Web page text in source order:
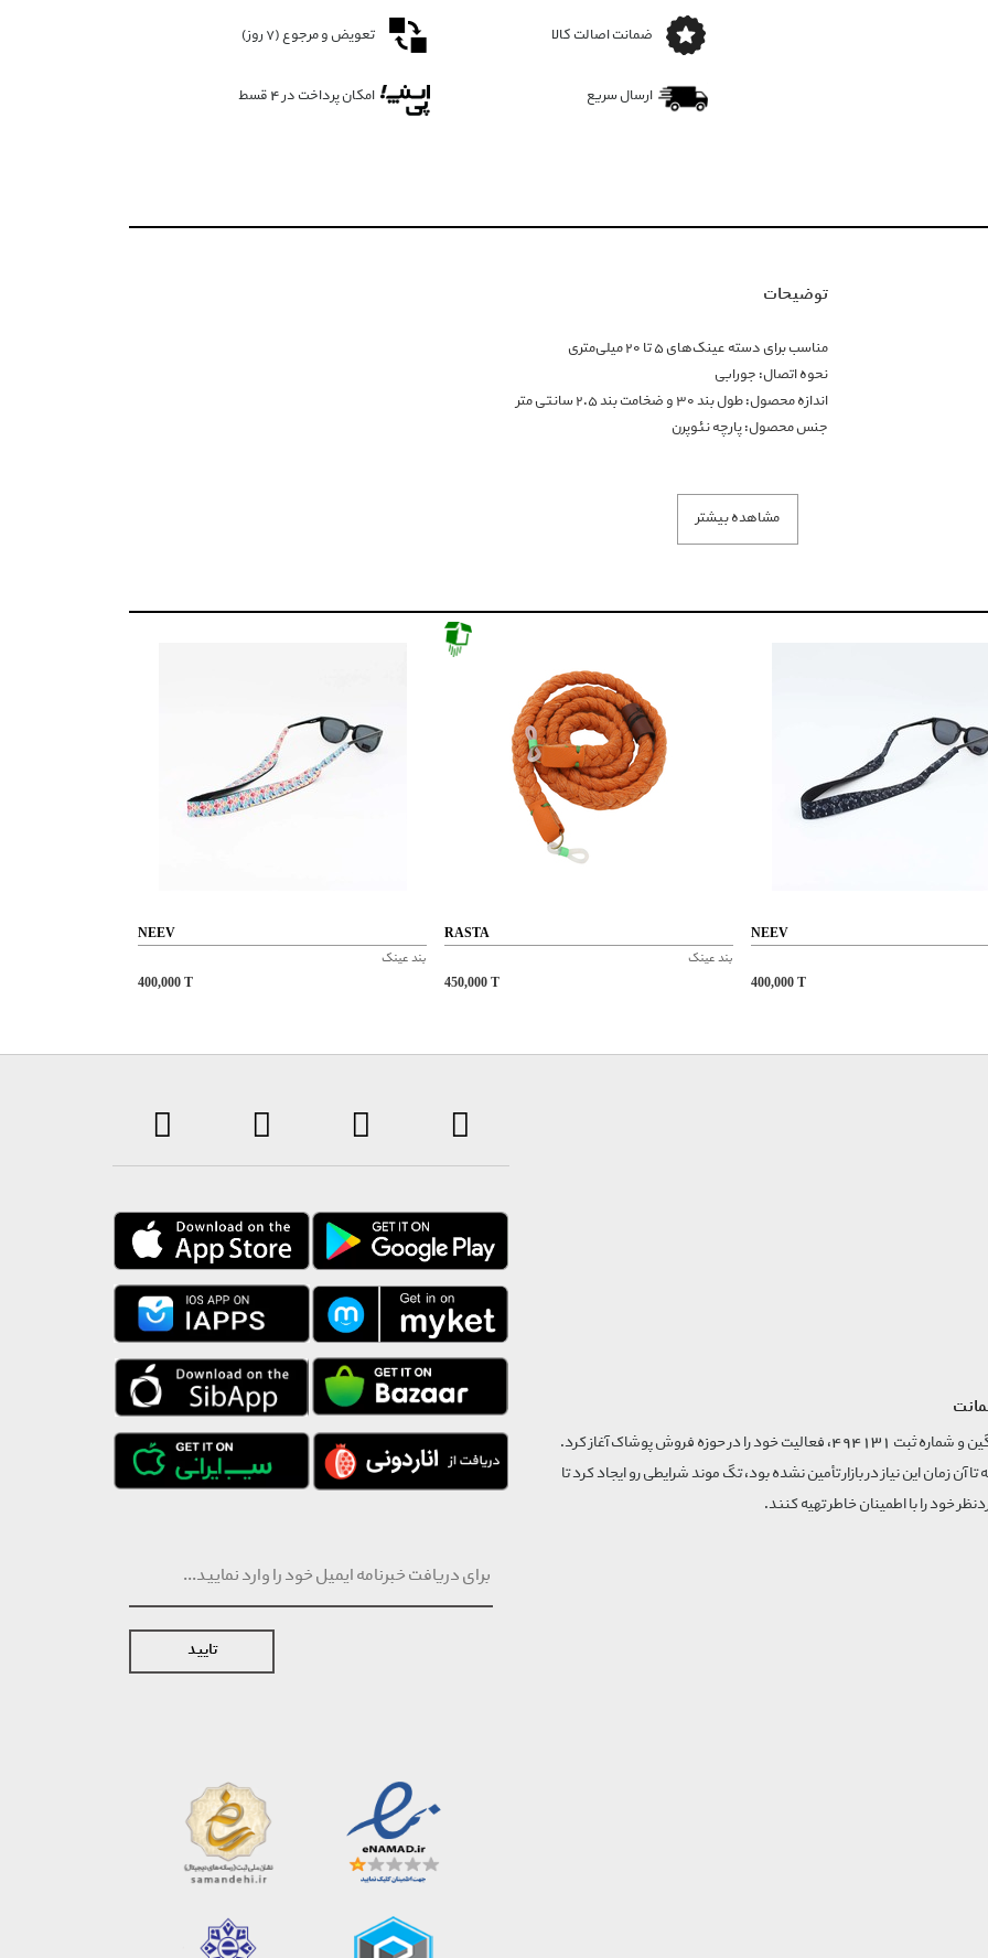
ضمانت اصالت کالا تعویض و مرجوع (۷ روز)
ارسال سریع امکان پرداخت در 4 قسط
مشاهده بیشتر
توضیحات
مناسب برای دسته عینک‌های ۵ تا ۲۰ میلی‌متری
نحوه اتصال: جورابی
اندازه محصول: طول بند ۳۰ و ضخامت بند ۲.۵ سانتی متر
جنس محصول: پارچه نئوپرن
NEEV
بند عینک
400,000 T
RASTA
بند عینک
450,000 T
NEEV
400,000 T
تایید
فروشگاه تگ موند از سال 1395 با نام ثبتی گسترش و نوآوری تگین و شماره ثبت 494131، فعالیت خود را در حوزه فروش پوشاک آغاز کرد.
تا آن زمان این نیاز در بازار تأمین نشده بود، تگ موند شرایطی رو ایجاد کرد تا
خود را با اطمینان خاطر تهیه کنند.